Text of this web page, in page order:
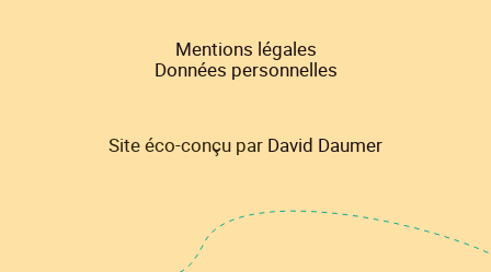
Mentions légales
Données personnelles
Site éco-conçu par David Daumer